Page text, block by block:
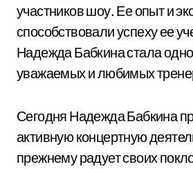
участников шоу. Ее опыт и
способствовали успеху ее
Надежда Бабкина стала
уважаемых и любимых
Сегодня Надежда Бабкина
активную концертную
прежнему радует своих